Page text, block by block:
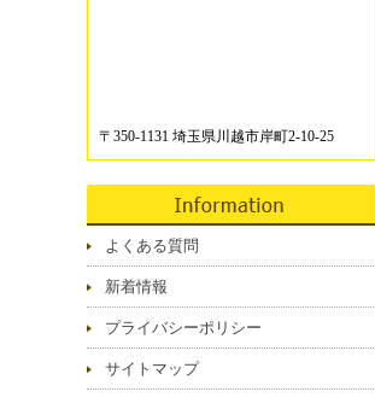
〒350-1131 埼玉県川越市岸町2-10-25
よくある質問
新着情報
プライバシーポリシー
サイトマップ